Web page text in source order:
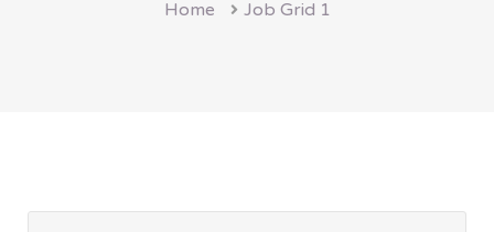
Home Job Grid 1